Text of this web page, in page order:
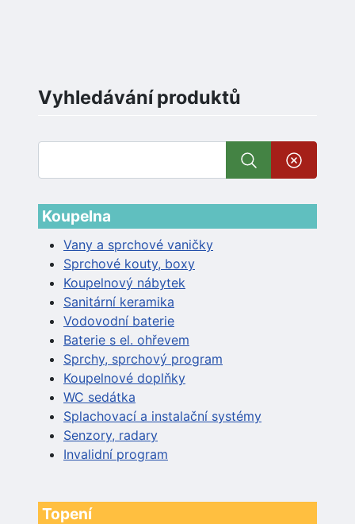
Vyhledávání produktů
Koupelna
Vany a sprchové vaničky
Sprchové kouty, boxy
Koupelnový nábytek
Sanitární keramika
Vodovodní baterie
Baterie s el. ohřevem
Sprchy, sprchový program
Koupelnové doplňky
WC sedátka
Splachovací a instalační systémy
Senzory, radary
Invalidní program
Topení